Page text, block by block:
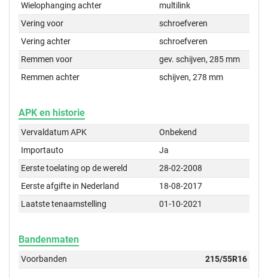
Wielophanging achter
multilink
Vering voor
schroefveren
Vering achter
schroefveren
Remmen voor
gev. schijven, 285 mm
Remmen achter
schijven, 278 mm
APK en historie
Vervaldatum APK
Onbekend
Importauto
Ja
Eerste toelating op de wereld
28-02-2008
Eerste afgifte in Nederland
18-08-2017
Laatste tenaamstelling
01-10-2021
Bandenmaten
Voorbanden 215/55R16